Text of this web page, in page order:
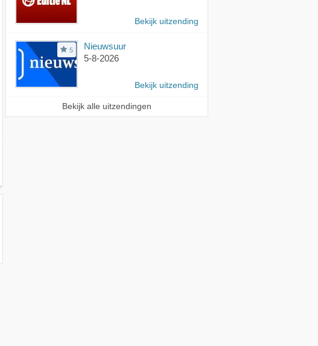
Bekijk uitzending
5
Nieuwsuur
5-8-2026
Bekijk uitzending
Bekijk alle uitzendingen